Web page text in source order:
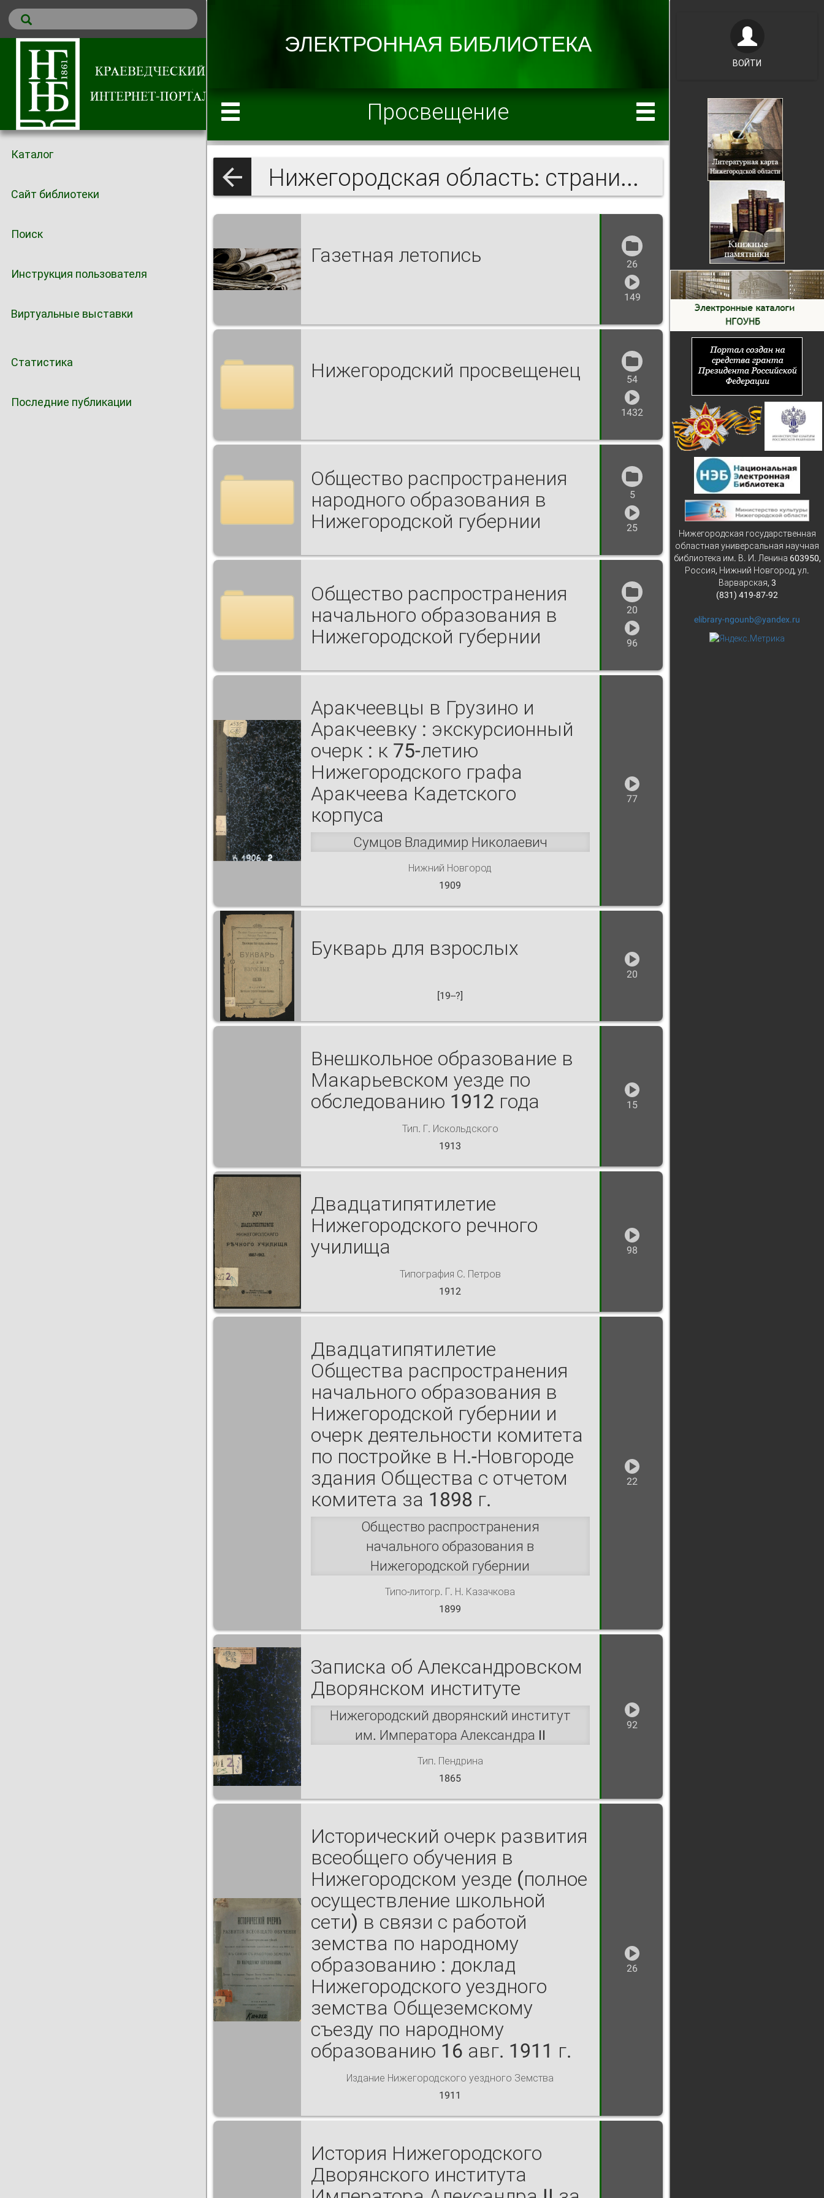
Каталог
Сайт библиотеки
Поиск
Инструкция пользователя
Виртуальные выставки
Статистика
Последние публикации
Просвещение
Нижегородская область: страницы истории
Газетная летопись 26
149
Нижегородский просвещенец 54
1432
Общество распространения
народного образования в
Нижегородской губернии
5
25
Общество распространения
начального образования в
Нижегородской губернии
20
96
Аракчеевцы в Грузино и
Аракчеевку : экскурсионный
очерк : к 75-летию
Нижегородского графа
Аракчеева Кадетского
корпуса
Сумцов Владимир Николаевич
Нижний Новгород
1909
77
Букварь для взрослых
[19--?]
20
Внешкольное образование в
Макарьевском уезде по
обследованию 1912 года
Тип. Г. Искольдского
1913
15
Двадцатипятилетие
Нижегородского речного
училища
Типография С. Петров
1912
98
Двадцатипятилетие
Общества распространения
начального образования в
Нижегородской губернии и
очерк деятельности комитета
по постройке в Н.-Новгороде
здания Общества с отчетом
комитета за 1898 г.
Общество распространения
начального образования в
Нижегородской губернии
Типо-литогр. Г. Н. Казачкова
1899
22
Записка об Александровском
Дворянском институте
Нижегородский дворянский институт
им. Императора Александра II
Тип. Пендрина
1865
92
Исторический очерк развития
всеобщего обучения в
Нижегородском уезде (полное
осуществление школьной
сети) в связи с работой
земства по народному
образованию : доклад
Нижегородского уездного
земства Общеземскому
съезду по народному
образованию 16 авг. 1911 г.
Издание Нижегородского уездного Земства
1911
26
История Нижегородского
Дворянского института
ВОЙТИ
Нижегородская государственная
областная универсальная научная
библиотека им. В. И. Ленина 603950,
Россия, Нижний Новгород, ул.
Варварская, 3
(831) 419-87-92
elibrary-ngounb@yandex.ru